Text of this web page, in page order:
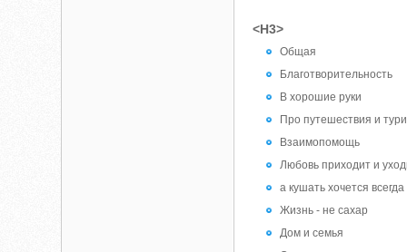
<H3>
Общая
Благотворительность
В хорошие руки
Про путешествия и
Взаимопомощь
Любовь приходит и
а кушать хочется всегда
Жизнь - не сахар
Дом и семья